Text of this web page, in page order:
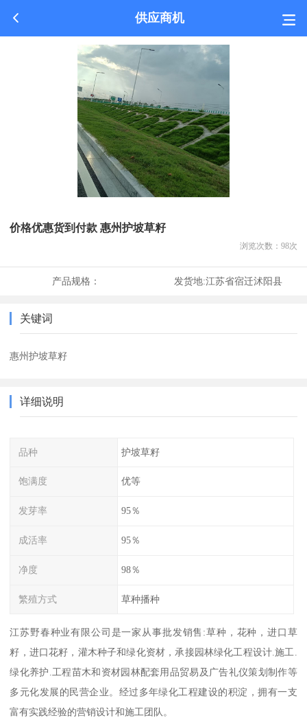
供应商机
价格优惠货到付款 惠州护坡草籽
浏览次数： 98次
产品规格： 发货地:江苏省宿迁沭阳县
关键词
惠州护坡草籽
详细说明
品种 护坡草籽
饱满度 优等
发芽率 95％
成活率 95％
净度 98％
繁殖方式 草种播种
江苏野春种业有限公司是一家从事批发销售:草种，花种，进口草
籽，进口花籽，灌木种子和绿化资材，承接园林绿化工程设计.施工.
绿化养护.工程苗木和资材园林配套用品贸易及广告礼仪策划制作等
多元化发展的民营企业。经过多年绿化工程建设的积淀，拥有一支
富有实践经验的营销设计和施工团队。